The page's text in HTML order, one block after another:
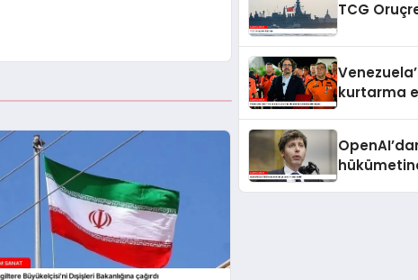
TCG
kurtarma